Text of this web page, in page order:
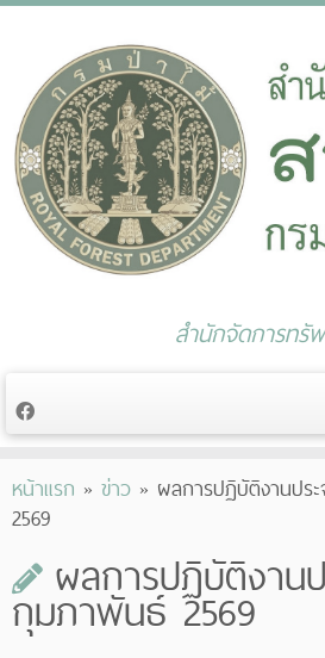
to
content
สำนักจัดการทรั
หน้าแรก » ข่าว » ผลการปฏิบัติงานปร
2569
ผลการปฏิบัติงาน
กุมภาพันธ์ 2569